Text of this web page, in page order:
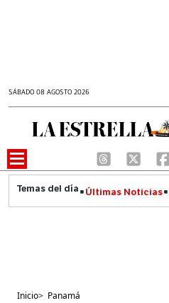
SÁBADO 08 AGOSTO 2026
Últimas Noticias
Inicio> Panamá